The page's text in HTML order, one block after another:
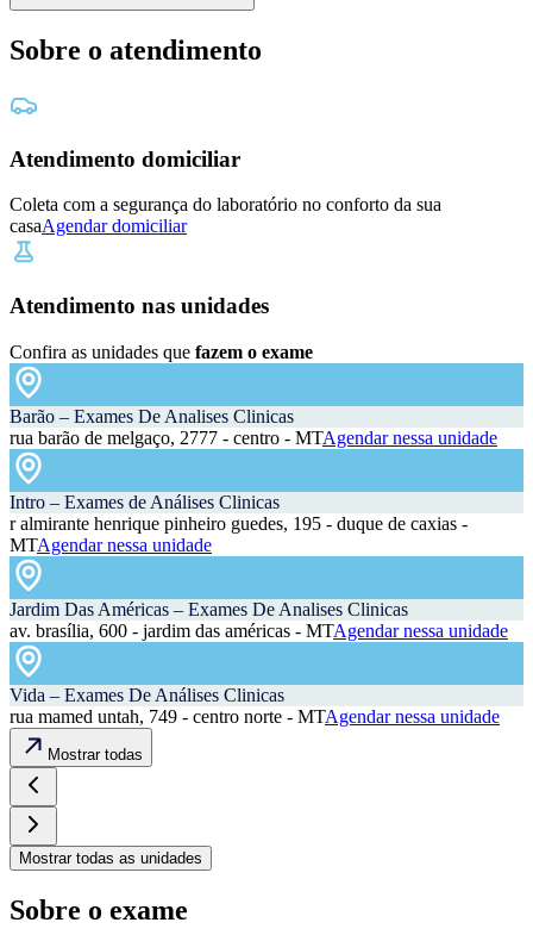
Sobre o atendimento
Atendimento domiciliar
Coleta com a segurança do laboratório no conforto da sua
casaAgendar domiciliar
Atendimento nas unidades
Confira as unidades que fazem o exame
Barão – Exames De Analises Clinicas
rua barão de melgaço, 2777 - centro - MTAgendar nessa unidade
Intro – Exames de Análises Clinicas
r almirante henrique pinheiro guedes, 195 - duque de caxias -
MTAgendar nessa unidade
Jardim Das Américas – Exames De Analises Clinicas
av. brasília, 600 - jardim das américas - MTAgendar nessa unidade
Vida – Exames De Análises Clinicas
rua mamed untah, 749 - centro norte - MTAgendar nessa unidade
Mostrar todas
Mostrar todas as unidades
Sobre o exame